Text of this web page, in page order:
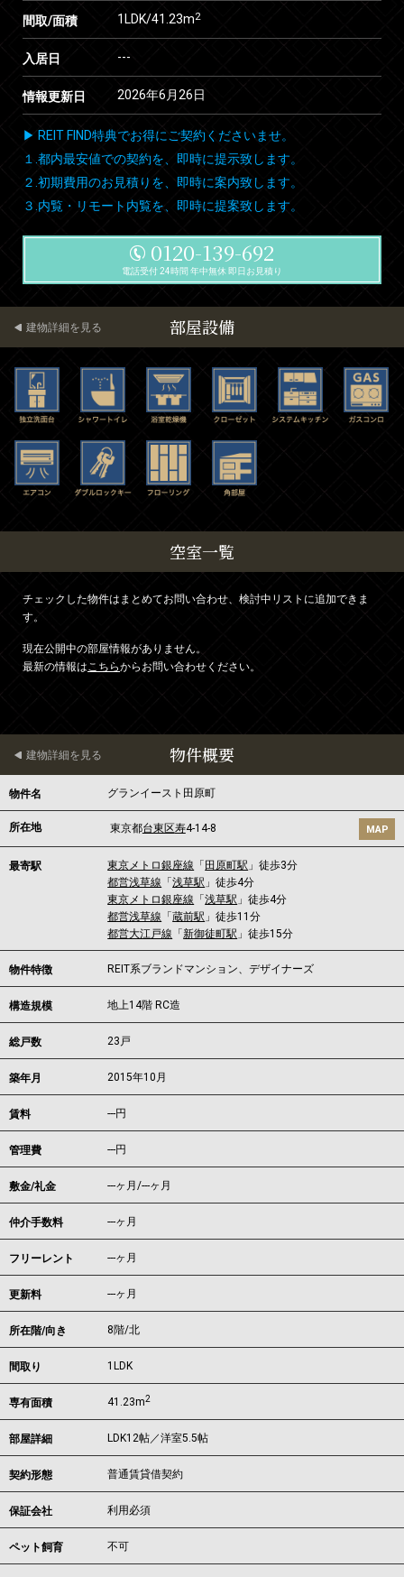
間取/面積 1LDK/41.23m2
入居日 ---
情報更新日 2026年6月26日
▶ REIT FIND特典でお得にご契約くださいませ。
１.都内最安値での契約を、即時に提示致します。
２.初期費用のお見積りを、即時に案内致します。
３.内覧・リモート内覧を、即時に提案致します。
0120-139-692
電話受付 24時間 年中無休 即日お見積り
部屋設備
建物詳細を見る
空室一覧
チェックした物件はまとめてお問い合わせ、検討中リストに追加できま
す。
現在公開中の部屋情報がありません。
最新の情報はこちらからお問い合わせください。
物件概要
建物詳細を見る
物件名 グランイースト田原町
所在地 東京都台東区寿4-14-8 MAP
最寄駅 東京メトロ銀座線 「 田原町駅 」徒歩3分
都営浅草線 「浅草駅 」徒歩4分
東京メトロ銀座線 「浅草駅 」徒歩4分
都営浅草線 「蔵前駅 」徒歩11分
都営大江戸線 「新御徒町駅 」徒歩15分
物件特徴 REIT系ブランドマンション、デザイナーズ
構造規模 地上14階 RC造
総戸数 23戸
築年月 2015年10月
賃料 ---円
管理費 ---円
敷金/礼金 ---ヶ月/---ヶ月
仲介手数料 ---ヶ月
フリーレント ---ヶ月
更新料 ---ヶ月
所在階/向き 8階/北
間取り 1LDK
専有面積 41.23m2
部屋詳細 LDK12帖／洋室5.5帖
契約形態 普通賃貸借契約
保証会社 利用必須
ペット飼育 不可